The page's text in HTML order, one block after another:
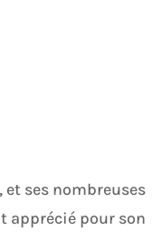
ses nombreuses
apprécié pour son